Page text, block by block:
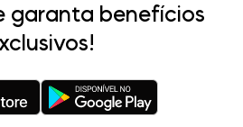
garanta benefícios